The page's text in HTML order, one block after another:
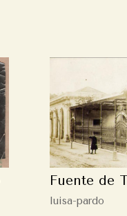
Fuente de
luisa-pardo